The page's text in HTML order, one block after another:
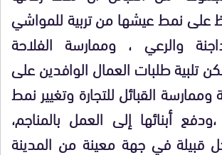
على نمط عيشها من تربية للمواشي
والرعي ، وممارسة الفلاحة
تلبية طلبات العمال الوافدين على
القبائل للتجارة وتغيير نمط
أبنائها إلى العمل بالمناجم،
قبيلة في جهة معينة من المدينة